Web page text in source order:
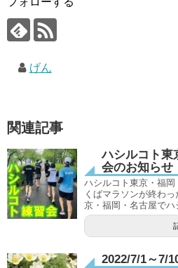
げん
関連記事
ハシルコト東
会のお知らせ
ハシルコト東京・福
くばマラソンが終わ
京・福岡・名古屋でハ
2022/7/1～7/